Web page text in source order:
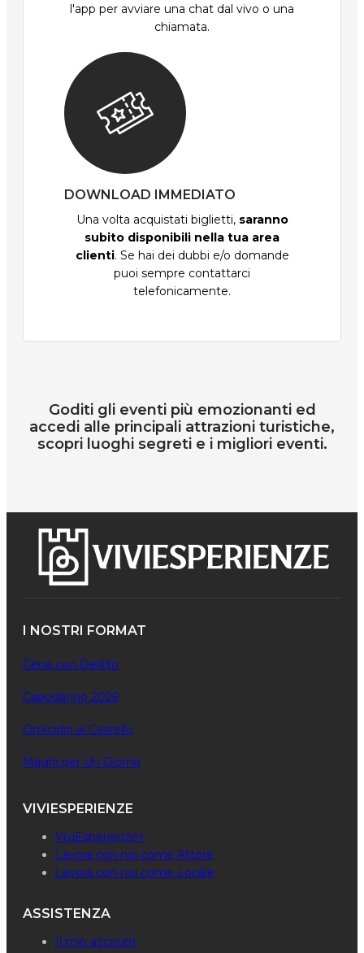
l'app per avviare una chat dal vivo o una
chiamata.
DOWNLOAD IMMEDIATO
Una volta acquistati biglietti, saranno
subito disponibili nella tua area
clienti. Se hai dei dubbi e/o domande
puoi sempre contattarci
telefonicamente.
Goditi gli eventi più emozionanti ed
accedi alle principali attrazioni turistiche,
scopri luoghi segreti e i migliori eventi.
I NOSTRI FORMAT
Cena con Delitto
Capodanno 2026
Omicidio al Castello
Maghi per Un Giorno
VIVIESPERIENZE
ViviEsperienze+
Lavora con noi come Attore
Lavora con noi come Locale
ASSISTENZA
Il mio account